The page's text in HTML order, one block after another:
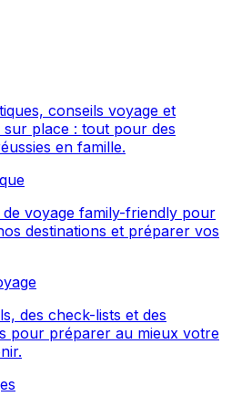
conseils voyage et
sur place : tout pour des
en famille.
de voyage family-friendly pour
destinations et préparer vos
des check-lists et des
pour préparer au mieux votre